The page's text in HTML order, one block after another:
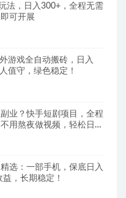
法，日入300+，全程无需
可开展
游戏全自动搬砖，日入
值守，绿色稳定！
业？快手短剧项目，全程
用熬夜做视频，轻松日入
精选：一部手机，保底日入
，长期稳定！